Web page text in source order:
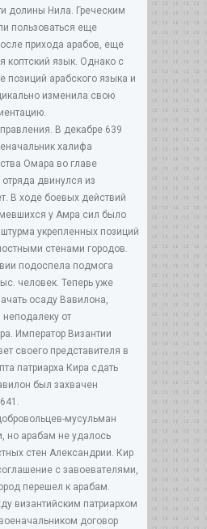
долины Нила. Греческим
пользоваться еще
прихода арабов, еще
коптский язык. Однако с
позиций арабского языка и
изменила свою
В декабре 639
халифа
Омара во главе
двинулся из
В ходе боевых действий
у Амра сил было
укрепленных позиций
стенами городов.
подоспела подмога
человек. Теперь уже
осаду Вавилона,
неподалеку от
Император Византии
своего представителя в
патриарха Кира сдать
был захвачен
мусульман
но арабам не удалось
стен Александрии. Кир
с завоевателями,
перешел к арабам.
византийским патриархом
договор